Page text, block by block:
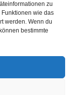
zu
wie das
werden. Wenn du
bestimmte
/
/ 45127 Essen
| e-Mail